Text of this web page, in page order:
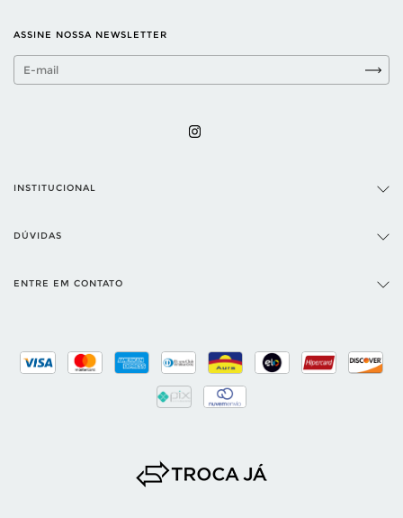
ASSINE NOSSA NEWSLETTER
INSTITUCIONAL
DÚVIDAS
ENTRE EM CONTATO